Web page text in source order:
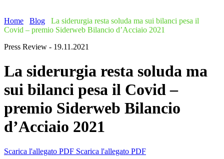
Home Blog
La siderurgia resta soluda ma sui bilanci pesa il
Covid – premio Siderweb Bilancio d’Acciaio 2021
Press Review - 19.11.2021
La siderurgia resta soluda ma
sui bilanci pesa il Covid –
premio Siderweb Bilancio
d’Acciaio 2021
Scarica l'allegato PDF Scarica l'allegato PDF